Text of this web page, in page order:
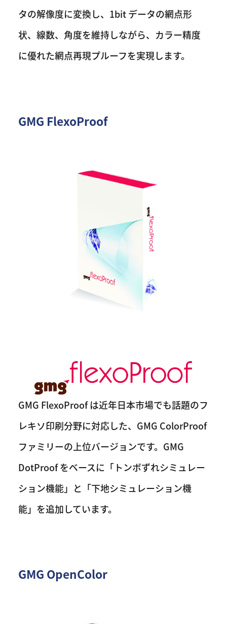
タの解像度に変換し、1bit データの網点形
状、線数、角度を維持しながら、カラー精度
に優れた網点再現プルーフを実現します。
GMG FlexoProof
GMG FlexoProof は近年日本市場でも話題のフ
レキソ印刷分野に対応した、GMG ColorProof
ファミリーの上位バージョンです。GMG
DotProof をベースに「トンボずれシミュレー
ション機能」と「下地シミュレーション機
能」を追加しています。
GMG OpenColor